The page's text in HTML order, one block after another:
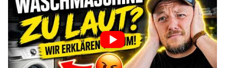
Bauknecht WT890WS WT 890 WS-D
Bauknecht
WT890WS WT 890
WS/NL